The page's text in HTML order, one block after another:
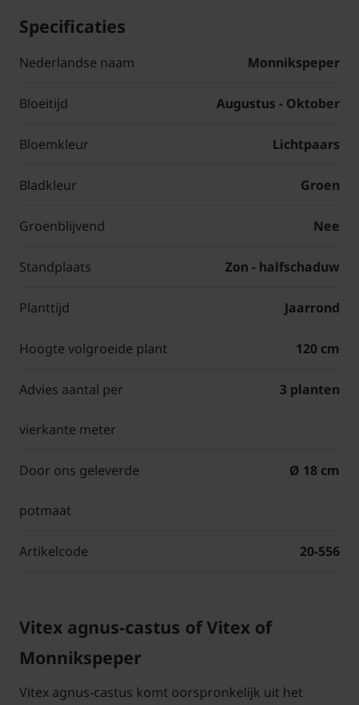
Specificaties
Nederlandse naam Monnikspeper
Bloeitijd Augustus - Oktober
Bloemkleur Lichtpaars
Bladkleur Groen
Groenblijvend Nee
Standplaats Zon - halfschaduw
Planttijd Jaarrond
Hoogte volgroeide plant 120 cm
Advies aantal per
vierkante meter
3 planten
Door ons geleverde
potmaat
Ø 18 cm
Artikelcode 20-556
Vitex agnus-castus of Vitex of
Monnikspeper
Vitex agnus-castus komt oorspronkelijk uit het